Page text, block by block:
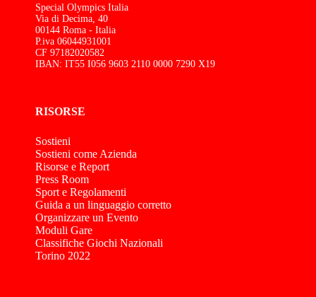
Special Olympics Italia
Via di Decima, 40
00144 Roma - Italia
P.iva 06044931001
CF 97182020582
IBAN: IT55 I056 9603 2110 0000 7290 X19
RISORSE
Sostieni
Sostieni come Azienda
Risorse e Report
Press Room
Sport e Regolamenti
Guida a un linguaggio corretto
Organizzare un Evento
Moduli Gare
Classifiche Giochi Nazionali
Torino 2022